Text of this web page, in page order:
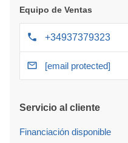
Equipo de Ventas
+34937379323
[email protected]
Servicio al cliente
Financiación disponible